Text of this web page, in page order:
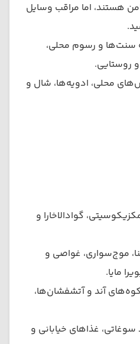
هستند، اما مراقب وسایل
سنت‌ها و رسوم محلی،
روستایی.
محلی، ادویه‌ها، شال و
گوادالاخارا و
موج‌سواری، غواصی و
مایا.
آند و آتشفشان‌ها،
غذاهای خیابانی و